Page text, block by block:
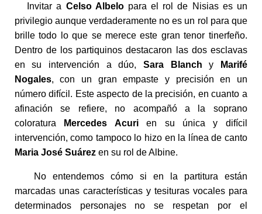
Invitar a Celso Albelopara el rol de Nisias es un
privilegio aunque verdaderamente no es un rol para que
brille todo lo que se merece este gran tenor tinerfeño.
Dentro de los partiquinos destacaron las dos esclavas
en su intervención a dúo, Sara Blanch y
Marifé
Nogales, con un gran empaste y precisión en un
número difícil. Este aspecto de la precisión, en cuanto a
afinación se refiere, no acompañó a la soprano
coloratura
Mercedes Acurien su única y difícil
intervención, como tampoco lo hizo en la línea de canto
Maria José Suárezen su rol de Albine.
No entendemos cómo si en la partitura están
marcadas unas características y tesituras vocales para
determinados personajes no se respetan por el